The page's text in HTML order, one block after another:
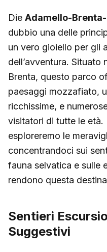
Die Adamello-
dubbio una delle
un vero gioiello per gli
dell’avventura. Situato
Brenta, questo parco
paesaggi mozzafiato,
ricchissime, e
visitatori di tutte le età.
esploreremo le
concentrandoci sui
fauna selvatica e sulle
rendono questa
Sentieri
Suggestivi